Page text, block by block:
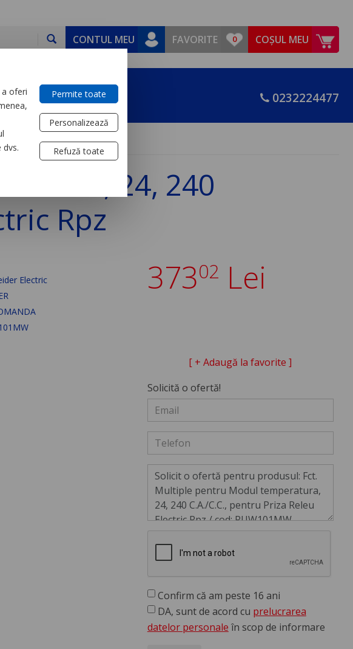
CONTUL MEU FAVORITE COȘUL MEU
CONTACT 0232224477
24, 240
Rpz
Electric
37302 Lei
[ + Adaugă la favorite ]
Solicită o ofertă!
Confirm că am peste 16 ani
DA, sunt de acord cu prelucrarea
datelor personale în scop de informare
oferi
Permite toate
Personalizează
Refuză toate